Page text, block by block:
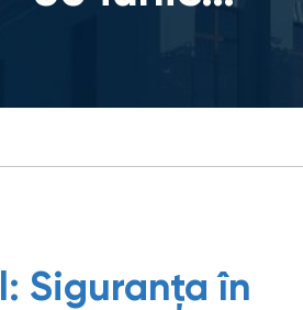
Siguranța în